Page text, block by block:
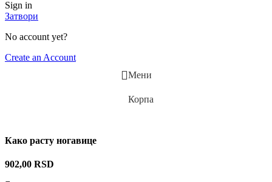
Sign in
Затвори
No account yet?
Create an Account
Мени
Корпа
Како расту ногавице
902,00 RSD